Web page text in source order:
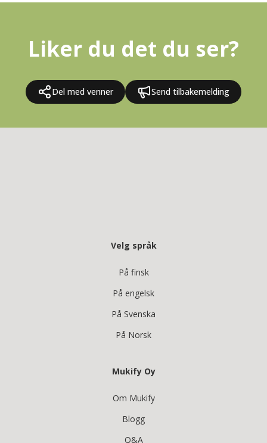
Liker du det du ser?
Del med venner Send tilbakemelding
Velg språk
På finsk
På engelsk
På Svenska
På Norsk
Mukify Oy
Om Mukify
Blogg
Q&A